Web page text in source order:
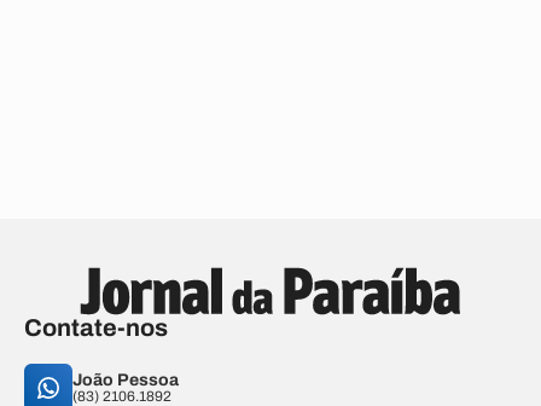
Contate-nos
João Pessoa
(83) 2106.1892